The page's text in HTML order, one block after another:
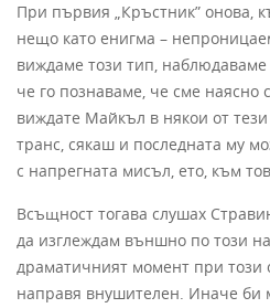
При първия „Кръстник” онова,
нещо като енигма –
виждаме този тип,
че го познаваме, че сме наясно
виждате Майкъл в някои от
транс, сякаш и последната му
с напрегната мисъл, ето, към
Всъщност тогава слушах
да изглеждам външно по този
драматичният момент при този
направя внушителен. Иначе би